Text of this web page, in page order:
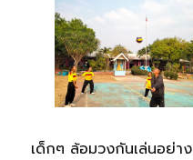
เด็กๆ ล้อมวงกันเล่นอย่าง